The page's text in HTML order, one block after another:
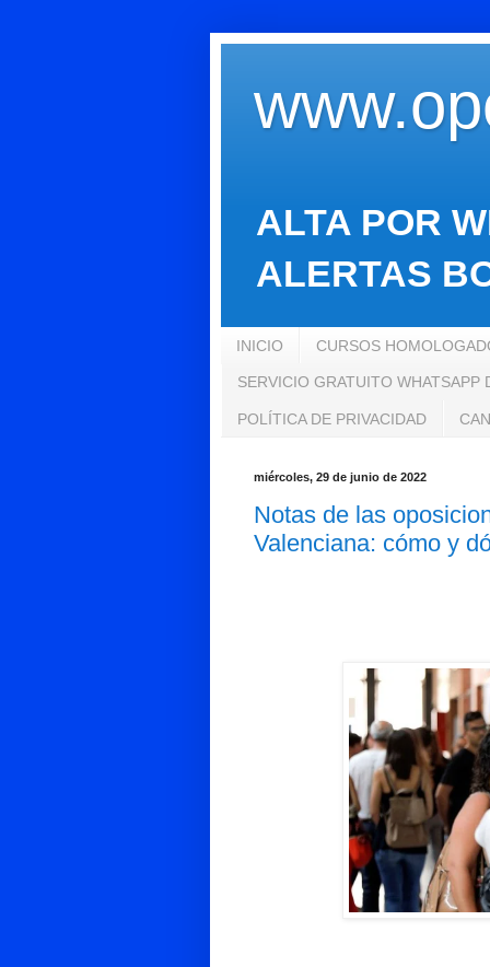
ALTA POR
ALERTAS
INICIO CURSOS
SERVICIO GRATUITO WHATSAPP
POLÍTICA DE PRIVACIDAD
miércoles, 29 de junio de 2022
Notas de las
Valenciana: cómo y